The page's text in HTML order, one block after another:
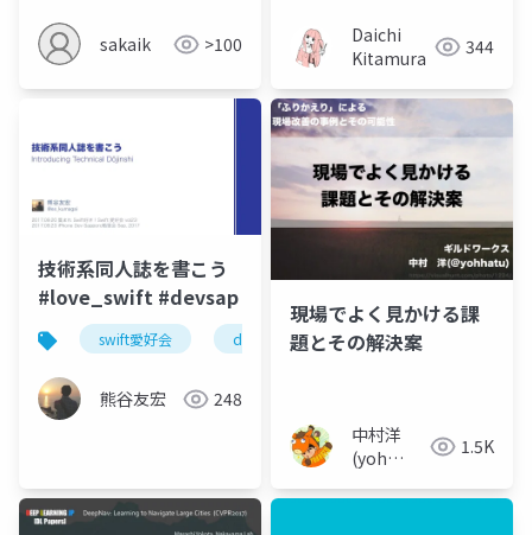
sakaik >100
and its extension to
Student's t-
distribution
Daichi
Kitamura
344
技術系同人誌を書こう
#love_swift #devsap
swift愛好会 devsap
熊谷友宏 248
現場でよく見かける課
題とその解決案
中村洋
(yoh
1.5K